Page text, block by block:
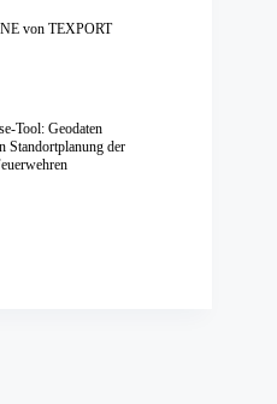
von TEXPORT
Tool: Geodaten
Standortplanung der